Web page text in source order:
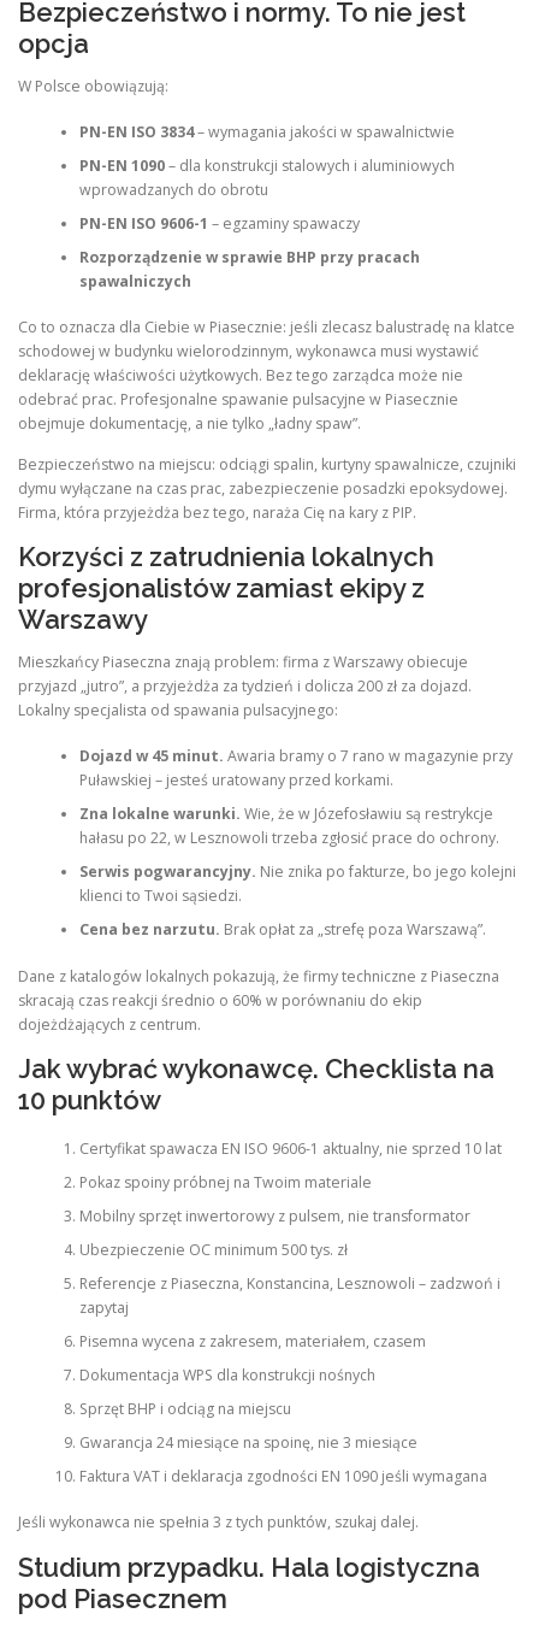
Bezpieczeństwo i normy. To nie jest
opcja
W Polsce obowiązują:
PN-EN ISO 3834– wymagania jakości w spawalnictwie
PN-EN 1090– dla konstrukcji stalowych i aluminiowych
wprowadzanych do obrotu
PN-EN ISO 9606-1 – egzaminy spawaczy
Rozporządzenie w sprawie BHP przy pracach
spawalniczych
Co to oznacza dla Ciebie w Piasecznie: jeśli zlecasz balustradę na klatce
schodowej w budynku wielorodzinnym, wykonawca musi wystawić
deklarację właściwości użytkowych. Bez tego zarządca może nie
odebrać prac. Profesjonalne spawanie pulsacyjne w Piasecznie
obejmuje dokumentację, a nie tylko „ładny spaw”.
Bezpieczeństwo na miejscu: odciągi spalin, kurtyny spawalnicze, czujniki
dymu wyłączane na czas prac, zabezpieczenie posadzki epoksydowej.
Firma, która przyjeżdża bez tego, naraża Cię na kary z PIP.
Korzyści z zatrudnienia lokalnych
profesjonalistów zamiast ekipy z
Warszawy
Mieszkańcy Piaseczna znają problem: firma z Warszawy obiecuje
przyjazd „jutro”, a przyjeżdża za tydzień i dolicza 200 zł za dojazd.
Lokalny specjalista od spawania pulsacyjnego:
Dojazd w 45 minut. Awaria bramy o 7 rano w magazynie przy
Puławskiej – jesteś uratowany przed korkami.
Zna lokalne warunki. Wie, że w Józefosławiu są restrykcje
hałasu po 22, w Lesznowoli trzeba zgłosić prace do ochrony.
Serwis pogwarancyjny. Nie znika po fakturze, bo jego kolejni
klienci to Twoi sąsiedzi.
Cena bez narzutu. Brak opłat za „strefę poza Warszawą”.
Dane z katalogów lokalnych pokazują, że firmy techniczne z Piaseczna
skracają czas reakcji średnio o 60% w porównaniu do ekip
dojeżdżających z centrum.
Jak wybrać wykonawcę. Checklista na
10 punktów
Certyfikat spawacza EN ISO 9606-1 aktualny, nie sprzed 10 lat
Pokaz spoiny próbnej na Twoim materiale
Mobilny sprzęt inwertorowy z pulsem, nie transformator
Ubezpieczenie OC minimum 500 tys. zł
Referencje z Piaseczna, Konstancina, Lesznowoli – zadzwoń i
zapytaj
Pisemna wycena z zakresem, materiałem, czasem
Dokumentacja WPS dla konstrukcji nośnych
Sprzęt BHP i odciąg na miejscu
Gwarancja 24 miesiące na spoinę, nie 3 miesiące
Faktura VAT i deklaracja zgodności EN 1090 jeśli wymagana
Jeśli wykonawca nie spełnia 3 z tych punktów, szukaj dalej.
Studium przypadku. Hala logistyczna
pod Piasecznem